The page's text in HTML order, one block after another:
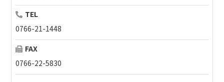
TEL
0766-21-1448
FAX
0766-22-5830